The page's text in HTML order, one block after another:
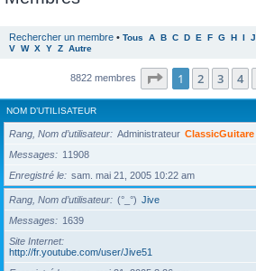
Rechercher un membre • Tous A B C D E F G H I J
V W X Y Z Autre
8822 membres Page 1sur177
1 2 3 4
NOM D’UTILISATEUR
Rang, Nom d’utilisateur Administrateur ClassicGuitare
Messages
11908
Enregistré le
sam. mai 21, 2005 10:22 am
Rang, Nom d’utilisateur (°_°) Jive
Messages
1639
Site Internet
http://fr.youtube.com/user/Jive51